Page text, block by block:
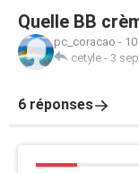
Quelle BB
pc_coracao -
cetyle - 3
6 réponses